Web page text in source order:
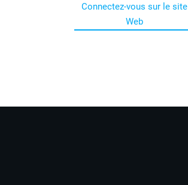
Connectez-vous sur le site
Web